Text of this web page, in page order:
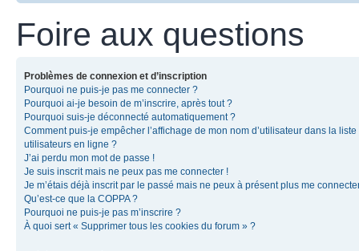
Foire aux questions
Problèmes de connexion et d’inscription
Pourquoi ne puis-je pas me connecter ?
Pourquoi ai-je besoin de m’inscrire, après tout ?
Pourquoi suis-je déconnecté automatiquement ?
Comment puis-je empêcher l’affichage de mon nom d’utilisateur dans la liste
utilisateurs en ligne ?
J’ai perdu mon mot de passe !
Je suis inscrit mais ne peux pas me connecter !
Je m’étais déjà inscrit par le passé mais ne peux à présent plus me
Qu’est-ce que la COPPA ?
Pourquoi ne puis-je pas m’inscrire ?
À quoi sert « Supprimer tous les cookies du forum » ?